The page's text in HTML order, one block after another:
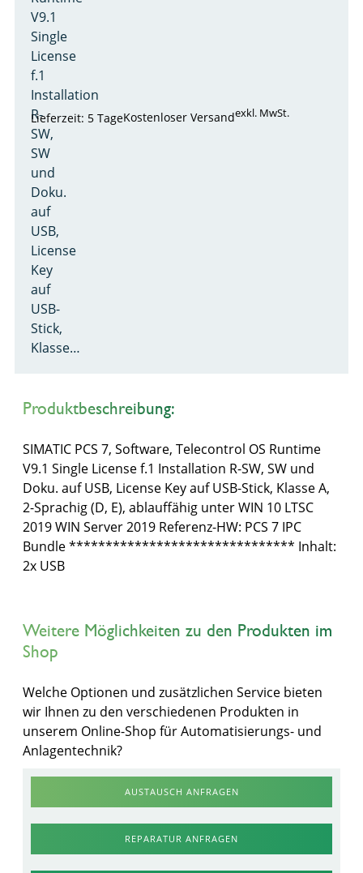
V9.1
Single
License
f.1
Installation
R-
SW,
SW
und
Doku.
auf
USB,
License
Key
auf
USB-
Stick,
Klasse…
Lieferzeit: 5 TageKostenloser Versandexkl. MwSt.
Produktbeschreibung:
SIMATIC PCS 7, Software, Telecontrol OS Runtime
V9.1 Single License f.1 Installation R-SW, SW und
Doku. auf USB, License Key auf USB-Stick, Klasse A,
2-Sprachig (D, E), ablauffähig unter WIN 10 LTSC
2019 WIN Server 2019 Referenz-HW: PCS 7 IPC
Bundle ******************************* Inhalt:
2x USB
Weitere Möglichkeiten zu den Produkten im
Shop
Welche Optionen und zusätzlichen Service bieten
wir Ihnen zu den verschiedenen Produkten in
unserem Online-Shop für Automatisierungs- und
Anlagentechnik?
AUSTAUSCH ANFRAGEN
REPARATUR ANFRAGEN